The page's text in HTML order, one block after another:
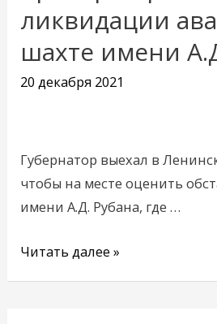
ликвидации
шахте имени
20 декабря 2021
Губернатор выехал в
чтобы на месте оценить
имени А.Д. Рубана, где …
работы
по
аварии
имени
А.Д.
Рубана
Читать далее »